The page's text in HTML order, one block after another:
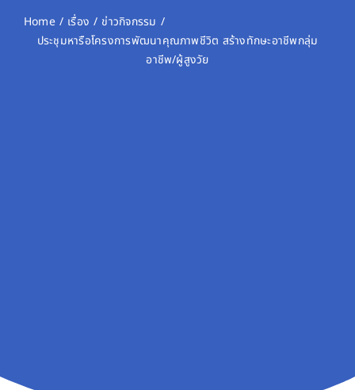
นักลงทุนสัมพันธ์
ความยั่งยืน
Home เรื่อง
ข่าวกิจกรรม
ประชุมหารือโครงการพัฒนาคุณภาพชีวิต สร้างทักษะอาชีพกลุ่ม
อาชีพ/ผู้สูงวัย